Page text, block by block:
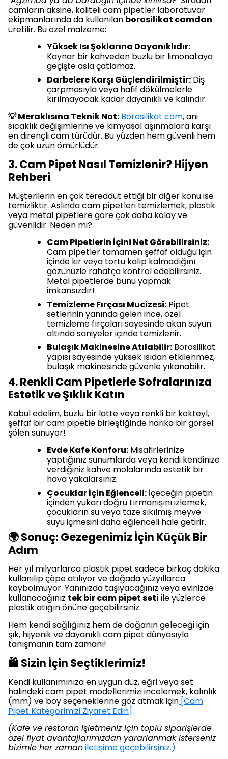
camların aksine, kaliteli cam pipetler laboratuvar
ekipmanlarında da kullanılan borosilikat camdan
üretilir. Bu özel malzeme:
Yüksek Isı Şoklarına Dayanıklıdır:
Kaynar bir kahveden buzlu bir limonataya
geçişte asla çatlamaz.
Darbelere Karşı Güçlendirilmiştir: Diş
çarpmasıyla veya hafif dökülmelerle
kırılmayacak kadar dayanıklı ve kalındır.
💡 Meraklısına Teknik Not: Borosilikat cam, ani
sıcaklık değişimlerine ve kimyasal aşınmalara karşı
en dirençli cam türüdür. Bu yüzden hem güvenli hem
de çok uzun ömürlüdür.
3. Cam Pipet Nasıl Temizlenir? Hijyen
Rehberi
Müşterilerin en çok tereddüt ettiği bir diğer konu ise
temizliktir. Aslında cam pipetleri temizlemek, plastik
veya metal pipetlere göre çok daha kolay ve
güvenlidir. Neden mi?
Cam Pipetlerin İçini Net Görebilirsiniz:
Cam pipetler tamamen şeffaf olduğu için
içinde kir veya tortu kalıp kalmadığını
gözünüzle rahatça kontrol edebilirsiniz.
Metal pipetlerde bunu yapmak
imkansızdır!
Temizleme Fırçası Mucizesi: Pipet
setlerinin yanında gelen ince, özel
temizleme fırçaları sayesinde akan suyun
altında saniyeler içinde temizlenir.
Bulaşık Makinesine Atılabilir: Borosilikat
yapısı sayesinde yüksek ısıdan etkilenmez,
bulaşık makinesinde güvenle yıkanabilir.
4. Renkli Cam Pipetlerle Sofralarınıza
Estetik ve Şıklık Katın
Kabul edelim, buzlu bir latte veya renkli bir kokteyl,
şeffaf bir cam pipetle birleştiğinde harika bir görsel
şölen sunuyor!
Evde Kafe Konforu: Misafirlerinize
yaptığınız sunumlarda veya kendi kendinize
verdiğiniz kahve molalarında estetik bir
hava yakalarsınız.
Çocuklar İçin Eğlenceli: İçeceğin pipetin
içinden yukarı doğru tırmanışını izlemek,
çocukların su veya taze sıkılmış meyve
suyu içmesini daha eğlenceli hale getirir.
🌍 Sonuç: Gezegenimiz İçin Küçük Bir
Adım
Her yıl milyarlarca plastik pipet sadece birkaç dakika
kullanılıp çöpe atılıyor ve doğada yüzyıllarca
kaybolmuyor. Yanınızda taşıyacağınız veya evinizde
kullanacağınız tek bir cam pipet seti ile yüzlerce
plastik atığın önüne geçebilirsiniz.
Hem kendi sağlığınız hem de doğanın geleceği için
şık, hijyenik ve dayanıklı cam pipet dünyasıyla
tanışmanın tam zamanı!
🛍️ Sizin İçin Seçtiklerimiz!
Kendi kullanımınıza en uygun düz, eğri veya set
halindeki cam pipet modellerimizi incelemek, kalınlık
(mm) ve boy seçeneklerine göz atmak için [Cam
Pipet Kategorimizi Ziyaret Edin].
(Kafe ve restoran işletmeniz için toplu siparişlerde
özel fiyat avantajlarımızdan yararlanmak isterseniz
bizimle her zamaniletişime geçebilirsiniz.)